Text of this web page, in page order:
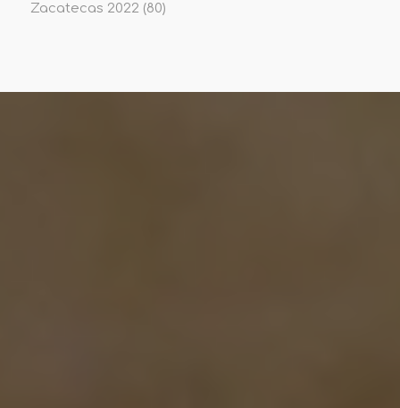
Zacatecas 2022 (80)